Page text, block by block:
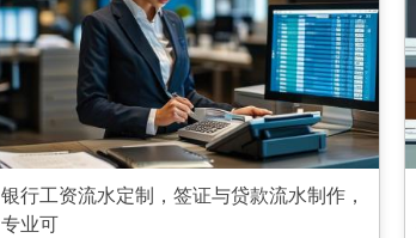
银行工资流水定制，签证与贷款流水制作，
专业可